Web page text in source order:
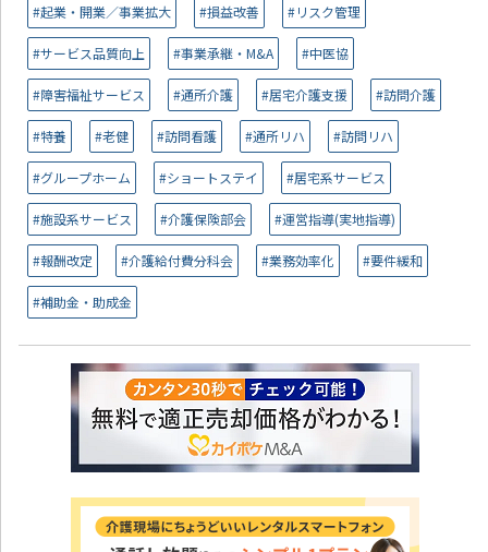
#起業・開業／事業拡大 #損益改善 #リスク管理
#サービス品質向上 #事業承継・M&A #中医協
#障害福祉サービス #通所介護 #居宅介護支援 #訪問介護
#特養 #老健 #訪問看護 #通所リハ #訪問リハ
#グループホーム #ショートステイ #居宅系サービス
#施設系サービス #介護保険部会 #運営指導(実地指導)
#報酬改定 #介護給付費分科会 #業務効率化 #要件緩和
#補助金・助成金